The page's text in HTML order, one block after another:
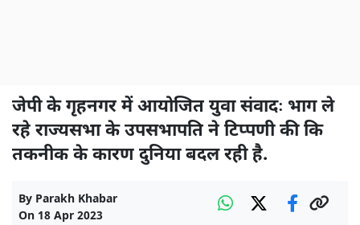
जेपी के गृहनगर में आयोजित युवा संवादः भाग ले
रहे राज्यसभा के उपसभापति ने टिप्पणी की कि
तकनीक के कारण दुनिया बदल रही है.
By Parakh Khabar
On 18 Apr 2023